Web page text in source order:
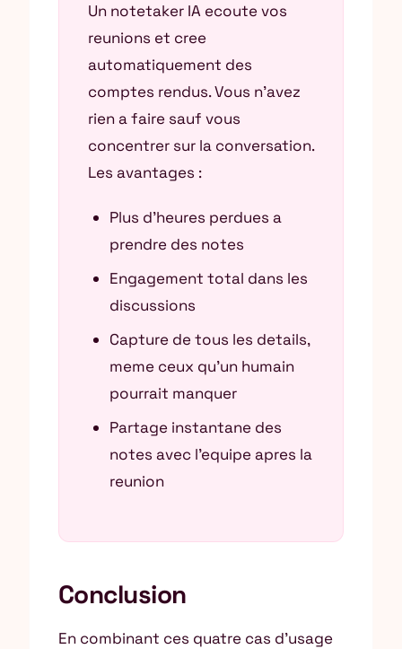
Un notetaker IA ecoute vos
reunions et cree
automatiquement des
comptes rendus. Vous n’avez
rien a faire sauf vous
concentrer sur la conversation.
Les avantages :
Plus d’heures perdues a
prendre des notes
Engagement total dans les
discussions
Capture de tous les details,
meme ceux qu’un humain
pourrait manquer
Partage instantane des
notes avec l’equipe apres la
reunion
Conclusion
En combinant ces quatre cas d’usage